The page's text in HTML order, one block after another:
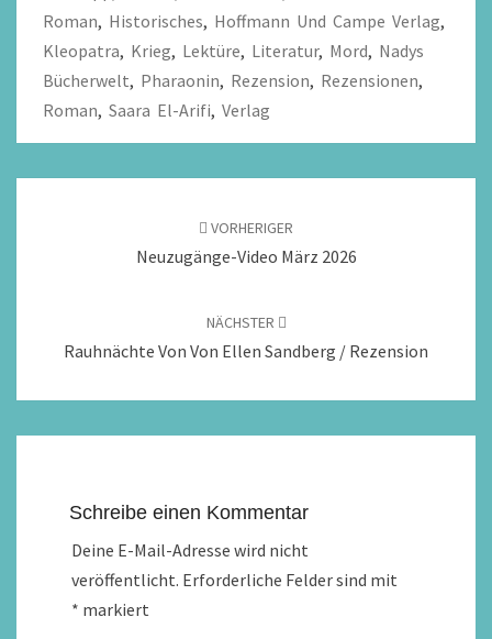
Roman, Historisches, Hoffmann Und Campe Verlag,
Kleopatra, Krieg, Lektüre, Literatur, Mord, Nadys
Bücherwelt, Pharaonin, Rezension, Rezensionen,
Roman, Saara El-Arifi, Verlag
VORHERIGER
Neuzugänge-Video März 2026
NÄCHSTER
Rauhnächte Von Von Ellen Sandberg / Rezension
Schreibe einen Kommentar
Deine E-Mail-Adresse wird nicht
veröffentlicht. Erforderliche Felder sind mit
* markiert